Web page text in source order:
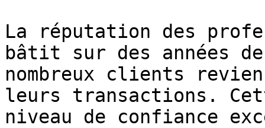
La réputation des
bâtit sur des années
nombreux clients
leurs transactions.
niveau de confiance